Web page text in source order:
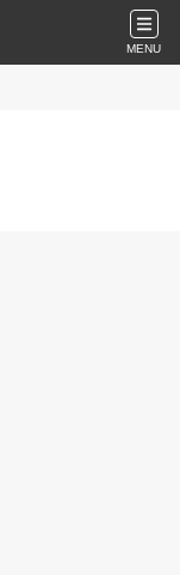
MENU